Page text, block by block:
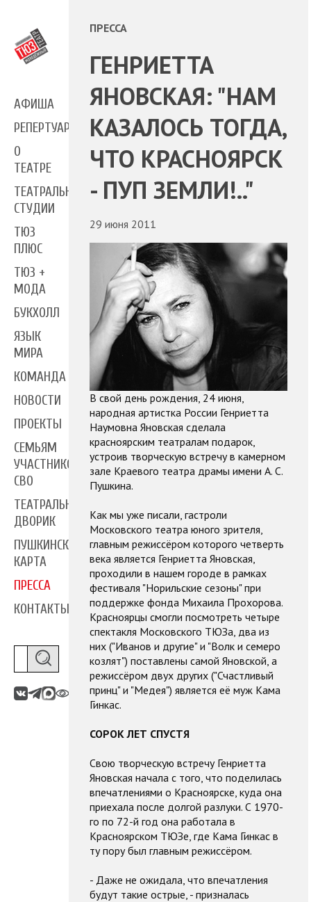
АФИША
РЕПЕРТУАР
О
ТЕАТРЕ
ТЕАТРАЛЬНЫЕ
СТУДИИ
ТЮЗ
ПЛЮС
ТЮЗ +
МОДА
БУКХОЛЛ
ЯЗЫК
МИРА
КОМАНДА
НОВОСТИ
ПРОЕКТЫ
СЕМЬЯМ
УЧАСТНИКОВ
СВО
ТЕАТРАЛЬНЫЙ
ДВОРИК
ПУШКИНСКАЯ
КАРТА
ПРЕССА
КОНТАКТЫ
ПРЕССА
ГЕНРИЕТТА
ЯНОВСКАЯ: "НАМ
КАЗАЛОСЬ ТОГДА,
ЧТО КРАСНОЯРСК
- ПУП ЗЕМЛИ!.."
29 июня 2011
В свой день рождения, 24 июня,
народная артистка России Генриетта
Наумовна Яновская сделала
красноярским театралам подарок,
устроив творческую встречу в камерном
зале Краевого театра драмы имени А. С.
Пушкина.
Как мы уже писали, гастроли
Московского театра юного зрителя,
главным режиссёром которого четверть
века является Генриетта Яновская,
проходили в нашем городе в рамках
фестиваля "Норильские сезоны" при
поддержке фонда Михаила Прохорова.
Красноярцы смогли посмотреть четыре
спектакля Московского ТЮЗа, два из
них ("Иванов и другие" и "Волк и семеро
козлят") поставлены самой Яновской, а
режиссёром двух других ("Счастливый
принц" и "Медея") является её муж Кама
Гинкас.
СОРОК ЛЕТ СПУСТЯ
Свою творческую встречу Генриетта
Яновская начала с того, что поделилась
впечатлениями о Красноярске, куда она
приехала после долгой разлуки. С 1970-
го по 72-й год она работала в
Красноярском ТЮЗе, где Кама Гинкас в
ту пору был главным режиссёром.
- Даже не ожидала, что впечатления
будут такие острые, - призналась